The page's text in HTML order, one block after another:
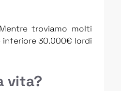
troviamo molti
inferiore 30.000€ lordi
vita?